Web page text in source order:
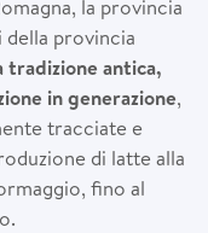
la provincia
provincia
tradizione antica,
in generazione,
tracciate e
di latte alla
fino al